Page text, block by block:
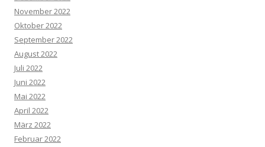
November 2022
Oktober 2022
September 2022
August 2022
Juli 2022
Juni 2022
Mai 2022
April 2022
März 2022
Februar 2022